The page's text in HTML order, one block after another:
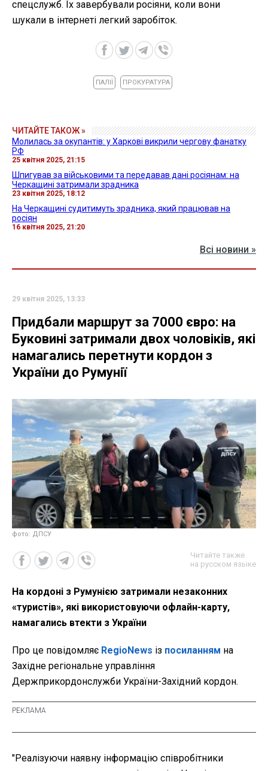
спецслужб. Їх завербували росіяни, коли вони
шукали в інтернеті легкий заробіток.
ПАЛІЇ ПРОКУРАТУРА
ЧИТАЙТЕ ТАКОЖ »
Молилась за окупантів: у Харкові викрили чергову фанатку
РФ
25 квітня 2025, 21:15
Шпигував за військовими та передавав дані росіянам: на
Черкащині затримали зрадника
23 квітня 2025, 18:12
На Черкащині судитимуть зрадника, який працював на
росіян
16 квітня 2025, 21:20
Всі новини »
29 квітня 2025, 13:33
Придбали маршрут за 7000 євро: на
Буковині затримали двох чоловіків, які
намагались перетнути кордон з
України до Румунії
фото: ДПСУ
Читайте также
на русском языке
На кордоні з Румунією затримали незаконних
«туристів», які використовуючи офлайн-карту,
намагались втекти з України
Про це повідомляє RegioNews із посиланням на
Західне регіональне управління
Держприкордонслужби України-Західний кордон.
"Реалізуючи наявну інформацію співробітники